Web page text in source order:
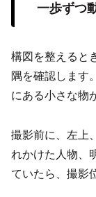
一歩ずつ
構図を整えると
隅を確認します
にある小さな物
撮影前に、左上
れかけた人物、
ていたら、撮影